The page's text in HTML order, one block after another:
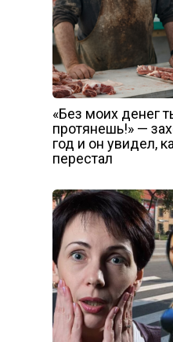
«Без моих денег
протянешь!» —
год и он увидел,
перестал